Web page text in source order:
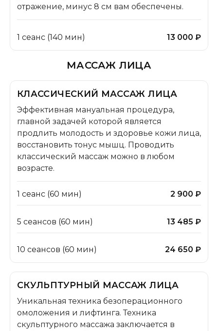
отражение, минус 8 см вам обеспечены.
1 сеанс (140 мин) 13 000 ₽
МАССАЖ ЛИЦА
КЛАССИЧЕСКИЙ МАССАЖ ЛИЦА
Эффективная мануальная процедура,
главной задачей которой является
продлить молодость и здоровье кожи лица,
восстановить тонус мышц. Проводить
классический массаж можно в любом
возрасте.
1 сеанс (60 мин) 2 900 ₽
5 сеансов (60 мин) 13 485 ₽
10 сеансов (60 мин) 24 650 ₽
СКУЛЬПТУРНЫЙ МАССАЖ ЛИЦА
Уникальная техника безоперационного
омоложения и лифтинга. Техника
скульптурного массажа заключается в